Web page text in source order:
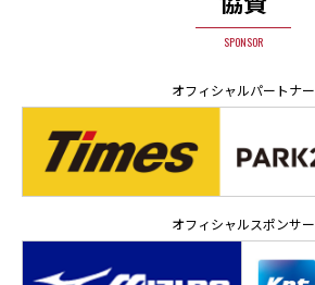
SPONSOR
オフィシャルパートナー
オフィシャルスポンサー